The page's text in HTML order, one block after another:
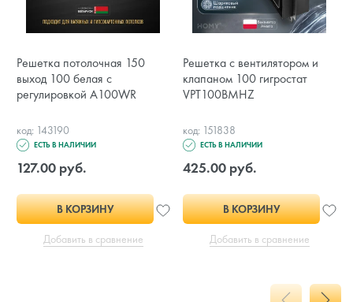
Решетка потолочная 150
выход 100 белая с
регулировкой A100WR
код: 143190
ЕСТЬ В НАЛИЧИИ
127.00 руб.
В КОРЗИНУ
Добавить в сравнение
Решетка с вентилятором и
клапаном 100 гигростат
VPT100BMHZ
код: 151838
ЕСТЬ В НАЛИЧИИ
425.00 руб.
В КОРЗИНУ
Добавить в сравнение